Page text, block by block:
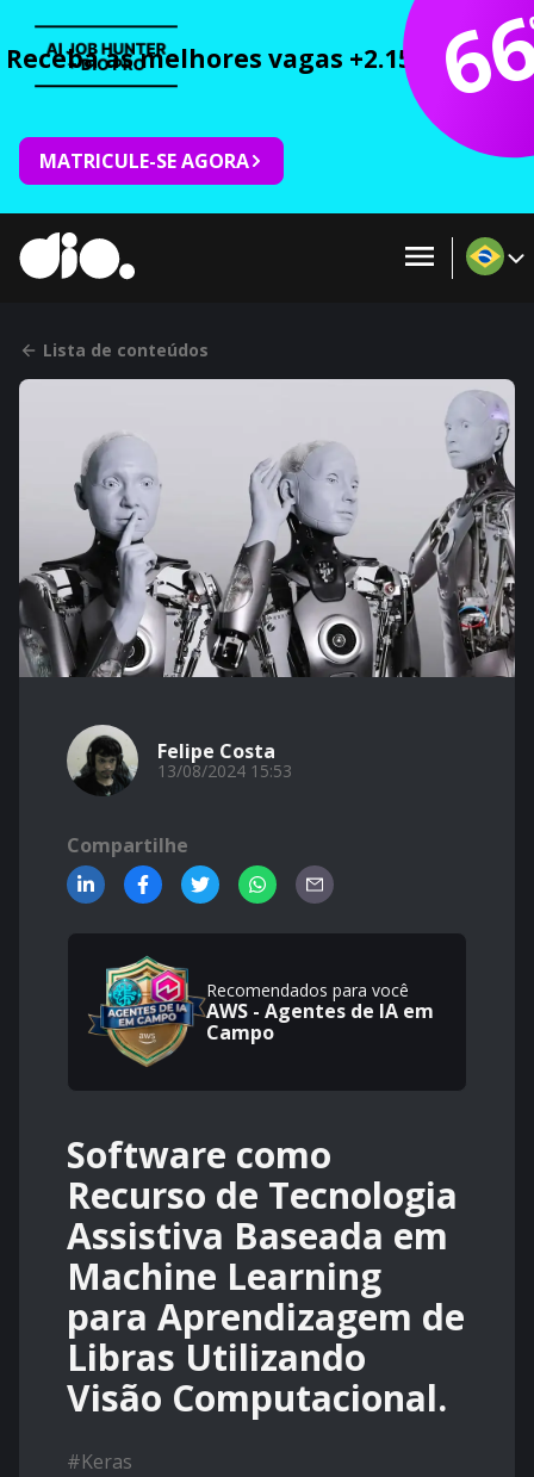
Receba as melhores vagas +2.150 cursos
MATRICULE-SE AGORA
Lista de conteúdos
Felipe Costa
13/08/2024 15:53
Compartilhe
Recomendados para você
AWS - Agentes de IA em
Campo
Software como
Recurso de Tecnologia
Assistiva Baseada em
Machine Learning
para Aprendizagem de
Libras Utilizando
Visão Computacional.
#Keras